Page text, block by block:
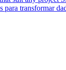
para transformar